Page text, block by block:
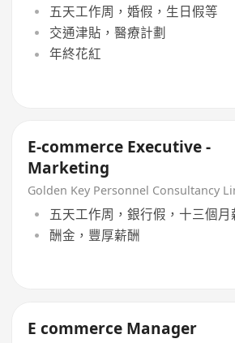
五天工作周，婚假，生日假等
交通津貼，醫療計劃
年終花紅
E-commerce Executive -
Marketing
Golden Key Personnel Consultancy
五天工作周，銀行假，十三個月
酬金，豐厚薪酬
E commerce Manager